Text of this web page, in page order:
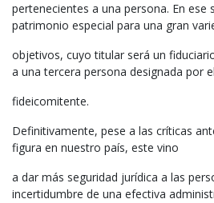
pertenecientes a una persona. En ese
patrimonio especial para una gran
objetivos, cuyo titular será un
a una tercera persona designada por el
fideicomitente.
Definitivamente, pese a las críticas
figura en nuestro país, este vino
a dar más seguridad jurídica a las
incertidumbre de una efectiva